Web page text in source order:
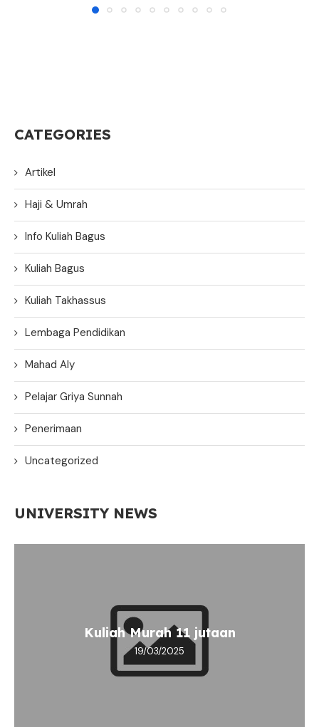
CATEGORIES
Artikel
Haji & Umrah
Info Kuliah Bagus
Kuliah Bagus
Kuliah Takhassus
Lembaga Pendidikan
Mahad Aly
Pelajar Griya Sunnah
Penerimaan
Uncategorized
UNIVERSITY NEWS
Kuliah Murah 11 jutaan
19/03/2025